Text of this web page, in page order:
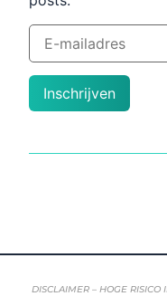
Inschrijven
DISCLAIMER – HOGE